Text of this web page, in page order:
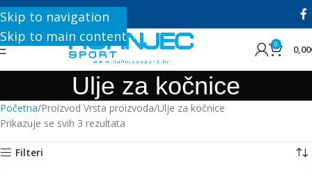
Skip to navigation
Skip to main content
+385 1 8896 200
0 0,00
Ulje za kočnice
Početna Proizvod Vrsta proizvoda Ulje za kočnice
Prikazuje se svih 3 rezultata
Filteri